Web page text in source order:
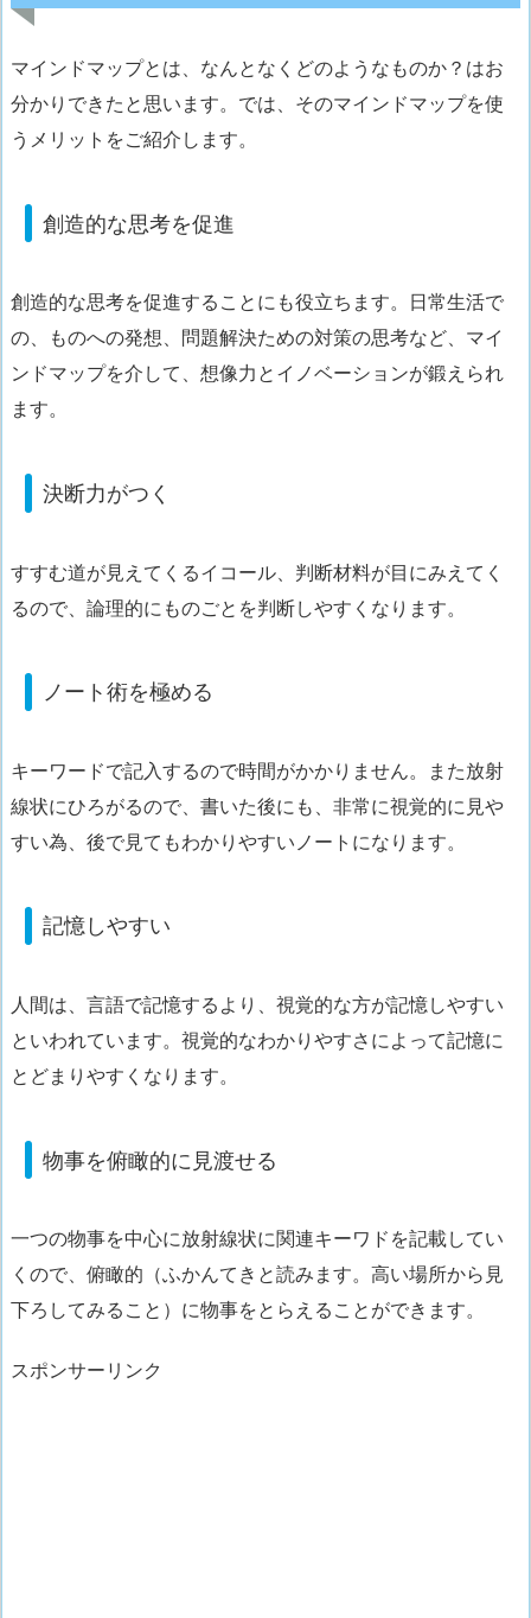
マインドマップとは、なんとなくどのようなものか？はお
分かりできたと思います。では、そのマインドマップを使
うメリットをご紹介します。
創造的な思考を促進
創造的な思考を促進することにも役立ちます。日常生活で
の、ものへの発想、問題解決ための対策の思考など、マイ
ンドマップを介して、 想像力とイノベーションが鍛えられ
ます。
決断力がつく
すすむ道が見えてくるイコール、判断材料が目にみえてく
るので、 論理的にものごとを判断しやすく なります。
ノート術を極める
キーワードで記入するので時間がかかりません。
また放射
線状にひろがるので、書いた後にも、非常に視覚的に見や
すい為、後で見てもわかりやすいノート になります。
記憶しやすい
人間は、言語で記憶するより、視覚的な方が記憶しやすい
といわれています。 視覚的なわかりやすさによって記憶に
とどまりやすくなります。
物事を俯瞰的に見渡せる
一つの物事を中心に放射線状に関連キーワドを記載してい
くので、 俯瞰的（ふかんてきと読みます。高い場所から見
下ろしてみること）に物事をとらえることができます。
スポンサーリンク